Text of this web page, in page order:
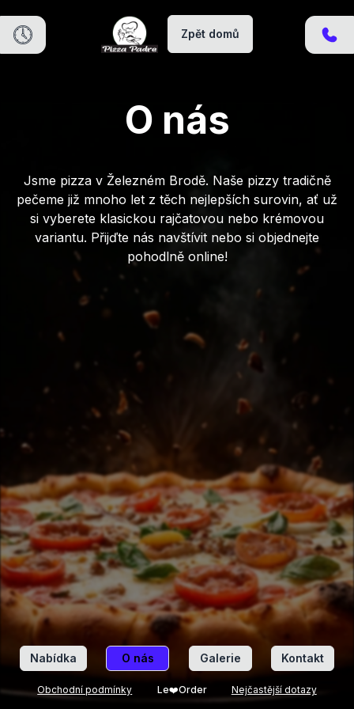
Nabídka O nás Galerie Kontakt
Obchodní podmínky Le❤️Order Nejčastější dotazy
O nás
Jsme pizza v Železném Brodě. Naše pizzy tradičně
pečeme již mnoho let z těch nejlepších surovin, ať už
si vyberete klasickou rajčatovou nebo krémovou
variantu. Přijďte nás navštívit nebo si objednejte
pohodlně online!
Zpět domů
Pondělí
09:30 - 21:00
09:30 - 21:00
09:30 - 21:00
Čtvrtek-09:30 - 21:00
Pátek-09:30 - 22:00
Sobota-09:30 - 22:00
Neděle-09:30 - 21:00
Zavřít